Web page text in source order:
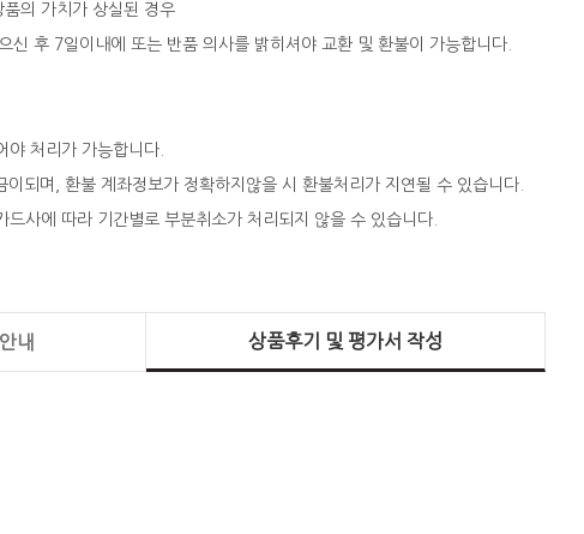
의 가치가 상실된 경우
후 7일이내에 또는 반품 의사를 밝히셔야 교환 및 환불이 가능합니다.
야 처리가 가능합니다.
되며, 환불 계좌정보가 정확하지않을 시 환불처리가 지연될 수 있습니다.
사에 따라 기간별로 부분취소가 처리되지 않을 수 있습니다.
내 상품후기 및 평가서 작성